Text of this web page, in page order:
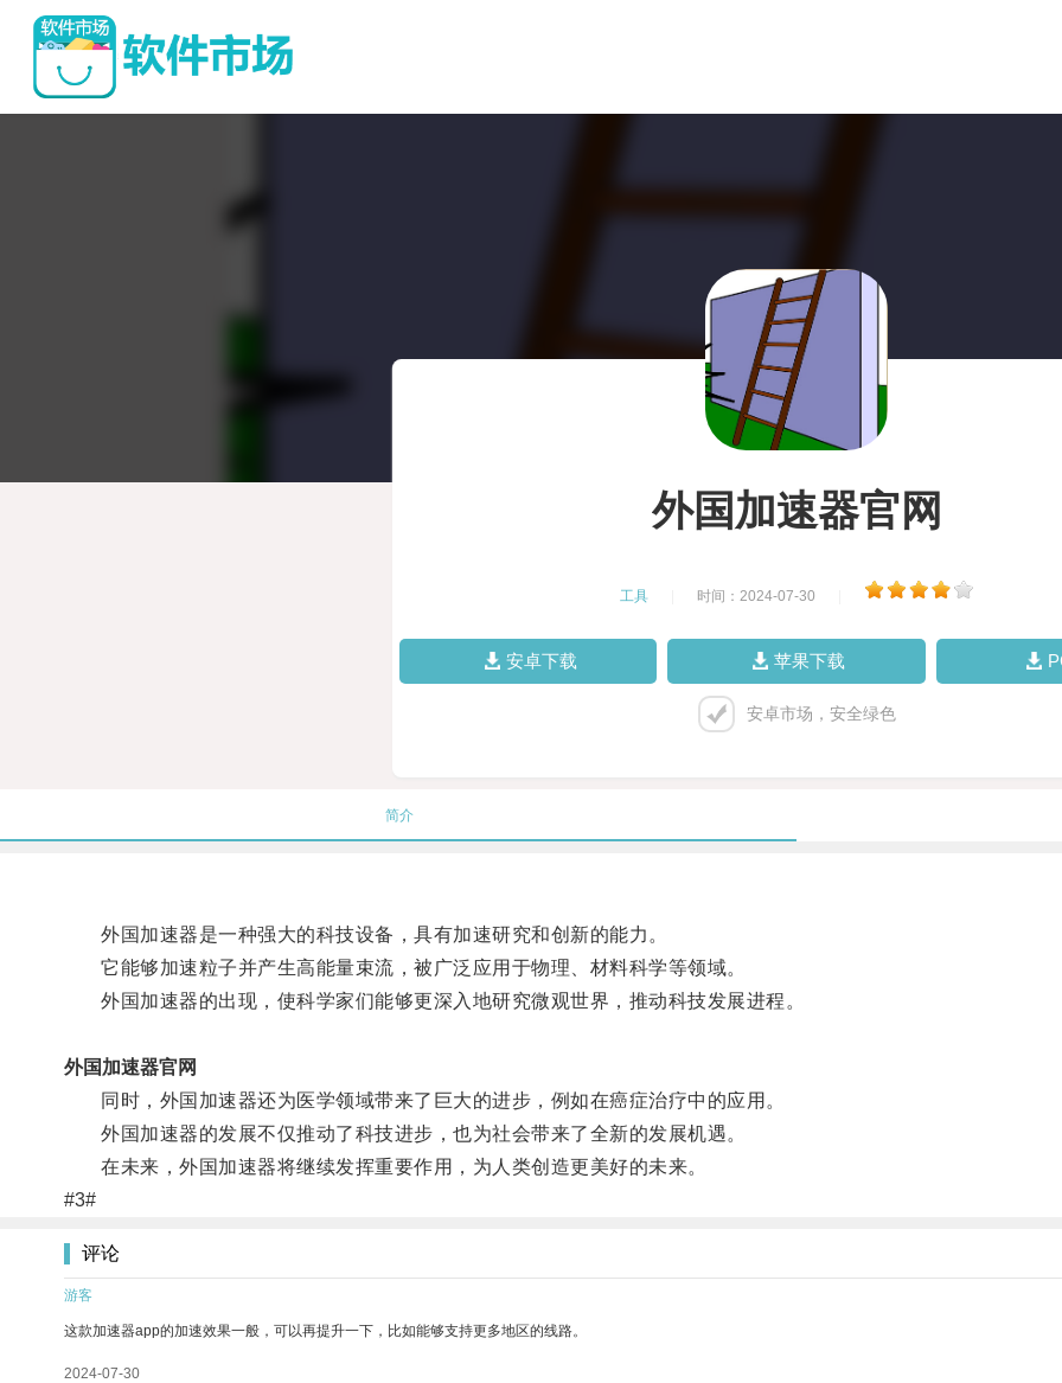
外国加速器官网
工具 时间：2024-07-30
安卓下载 苹果下载
安卓市场，安全绿色
简介
外国加速器是一种强大的科技设备，具有加速研究和创新的能力。
它能够加速粒子并产生高能量束流，被广泛应用于物理、材料科学等领域。
外国加速器的出现，使科学家们能够更深入地研究微观世界，推动科技发展进程。
外国加速器官网
同时，外国加速器还为医学领域带来了巨大的进步，例如在癌症治疗中的应用。
外国加速器的发展不仅推动了科技进步，也为社会带来了全新的发展机遇。
在未来，外国加速器将继续发挥重要作用，为人类创造更美好的未来。
#3#
评论
游客
这款加速器app的加速效果一般，可以再提升一下，比如能够支持更多地区的线路。
2024-07-30